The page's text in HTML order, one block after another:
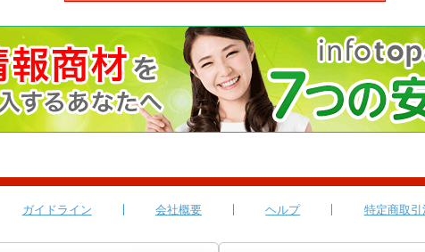
ガイドライン 会社概要 ヘルプ 特定商取